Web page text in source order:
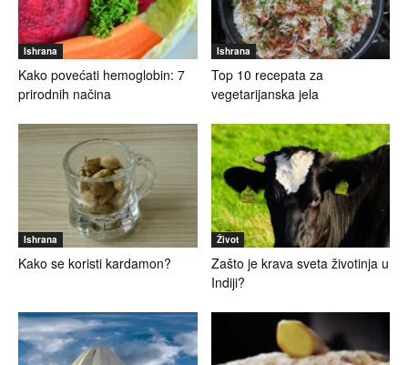
Ishrana
Kako povećati hemoglobin: 7
prirodnih načina
Ishrana
Top 10 recepata za
vegetarijanska jela
Ishrana
Kako se koristi kardamon?
Život
Zašto je krava sveta životinja u
Indiji?